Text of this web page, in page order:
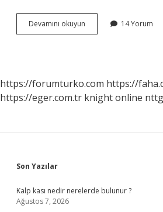
Devamını okuyun
Kaç
14 Yorum
https://forumturko.com https://
https://eger.com.tr knight online
Sidebar
Son Yazılar
Kalp kası nedir nerelerde bulunur ?
Ağustos 7, 2026